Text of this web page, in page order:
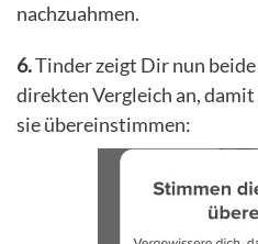
nachzuahmen.
6.Tinder zeigt Dir nun
direkten Vergleich an,
sie übereinstimmen: